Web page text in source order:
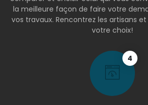
la meilleure façon de faire votre
vos travaux. Rencontrez les artisans
votre choix!
4